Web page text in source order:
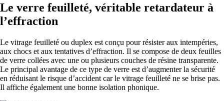
Le verre feuilleté, véritable retardateur à
l’effraction
Le vitrage feuilleté ou duplex est conçu pour résister aux intempéries,
aux chocs et aux tentatives d’effraction. Il se compose de deux feuilles
de verre collées avec une ou plusieurs couches de résine transparente.
Le principal avantage de ce type de verre est d’augmenter la sécurité
en réduisant le risque d’accident car le vitrage feuilleté ne se brise pas.
Il affiche également une bonne isolation phonique.